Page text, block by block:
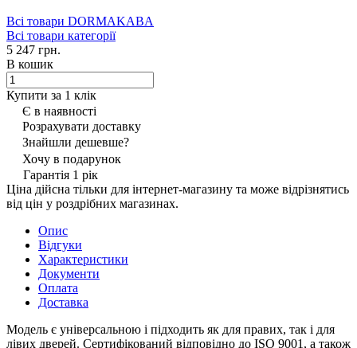
Всі товари DORMAKABA
Всі товари категорії
5 247 грн.
В кошик
Купити за 1 клiк
Є в наявності
Розрахувати доставку
Знайшли дешевше?
Хочу в подарунок
Гарантія 1 рік
Ціна дійсна тільки для інтернет-магазину та може відрізнятись
від цін у роздрібних магазинах.
Опис
Відгуки
Характеристики
Документи
Оплата
Доставка
Модель є універсальною і підходить як для правих, так і для
лівих дверей. Сертифікований відповідно до ISO 9001, а також